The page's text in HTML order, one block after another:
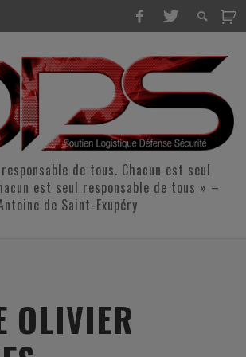
de tous. Chacun est seul
est seul responsable de tous » –
de Saint-Exupéry
OLIVIER